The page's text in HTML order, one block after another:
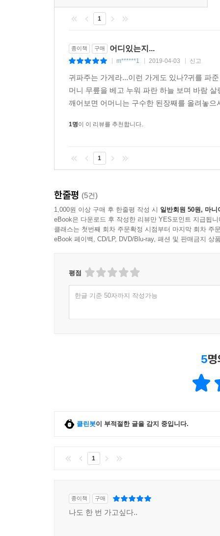
1
종이책 구매 어디있는지...
m******1 2019-04-03 신고
귀파주는 가게라...이런 가게도 있나?귀를 파
머니 무릎을 베고 누워 파란 하늘 보며 바람
깨어보면 어머니는 구수한 된장째를 올려놓
1명이 이 리뷰를 추천합니다.
1
한줄평 (5건)
1,000원 이상 구매 후 한줄평 작성 시 일반회원 50원, 마니
eBook은 다운로드 후 작성한 리뷰만 YES포인트 지급됩니
클래스는 첫번째 회차 주문확정 시점부터 마지막 회차 주
eBook 페이백, CD/LP, DVD/Blu-ray, 패션 및 판매금지 상
평점
한글 기준 50자까지 작성가능
5
클린봇이 부적절한 글을 감지 중입니다.
1
종이책 구매
나도 한 번 가고싶다..